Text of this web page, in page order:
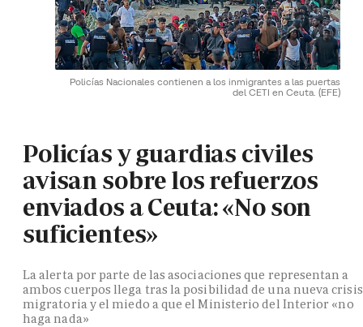
Policías Nacionales contienen a los inmigrantes a las puertas
del CETI en Ceuta. (EFE)
Policías y guardias civiles
avisan sobre los refuerzos
enviados a Ceuta: «No son
suficientes»
La alerta por parte de las asociaciones que representan a
ambos cuerpos llega tras la posibilidad de una nueva crisis
migratoria y el miedo a que el Ministerio del Interior «no
haga nada»